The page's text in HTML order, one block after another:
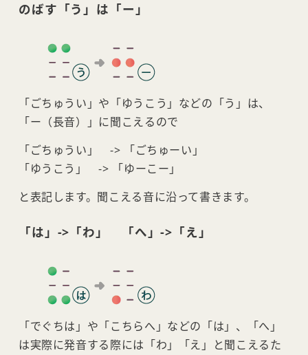
のばす「う」は「ー」
「ごちゅうい」や「ゆうこう」などの「う」は、
「ー（長音）」に聞こえるので
「ごちゅうい」 -> 「ごちゅーい」
「ゆうこう」 -> 「ゆーこー」
と表記します。聞こえる音に沿って書きます。
「は」->「わ」 「へ」->「え」
「でぐちは」や「こちらへ」などの「は」、「へ」
は実際に発音する際には「わ」「え」と聞こえるた